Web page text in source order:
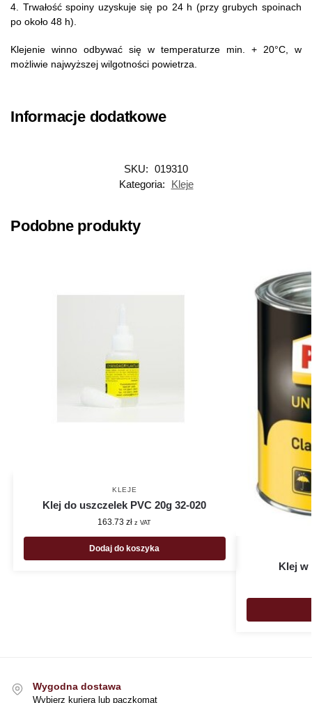
4. Trwałość spoiny uzyskuje się po 24 h (przy grubych spoinach
po około 48 h).
Klejenie winno odbywać się w temperaturze min. + 20°C, w
możliwie najwyższej wilgotności powietrza.
Informacje dodatkowe
SKU: 019310
Kategoria:
Kleje
Podobne produkty
KLEJE
Klej do uszczelek PVC 20g 32-020
163.73zł z VAT
Dodaj do koszyka
Klej w
Wygodna dostawa
Wybierz kuriera lub paczkomat